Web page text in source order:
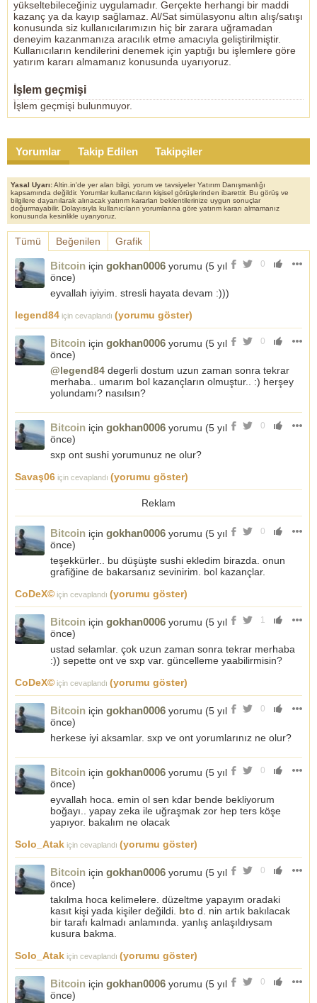
yükseltebileceğiniz uygulamadır. Gerçekte herhangi bir maddi
kazanç ya da kayıp sağlamaz. Al/Sat simülasyonu altın alış/satışı
konusunda siz kullanıcılarımızın hiç bir zarara uğramadan
deneyim kazanmanıza aracılık etme amacıyla geliştirilmiştir.
Kullanıcıların kendilerini denemek için yaptığı bu işlemlere göre
yatırım kararı almamanız konusunda uyarıyoruz.
İşlem geçmişi
İşlem geçmişi bulunmuyor.
Yorumlar Takip Edilen Takipçiler
Yasal Uyarı:Altin.in'de yer alan bilgi, yorum ve tavsiyeler Yatırım Danışmanlığı
kapsamında değildir. Yorumlar kullanıcıların kişisel görüşlerinden ibarettir. Bu görüş ve
bilgilere dayanılarak alınacak yatırım kararları beklentilerinize uygun sonuçlar
doğurmayabilir. Dolayısıyla kullanıcıların yorumlarına göre yatırım kararı almamanız
konusunda kesinlikle uyarıyoruz.
Tümü Beğenilen Grafik
0
Bitcoin için gokhan0006 yorumu (5 yıl
önce)
eyvallah iyiyim. stresli hayata devam :)))
legend84 için cevaplandı (yorumu göster)
0
Bitcoin için gokhan0006 yorumu (5 yıl
önce)
@legend84 degerli dostum uzun zaman sonra tekrar
merhaba.. umarım bol kazançların olmuştur.. :) herşey
yolundamı? nasılsın?
0
Bitcoin için gokhan0006 yorumu (5 yıl
önce)
sxp ont sushi yorumunuz ne olur?
Savaş06 için cevaplandı (yorumu göster)
Reklam
0
Bitcoin için gokhan0006 yorumu (5 yıl
önce)
teşekkürler.. bu düşüşte sushi ekledim birazda. onun
grafiğine de bakarsanız sevinirim. bol kazançlar.
CoDeX© için cevaplandı (yorumu göster)
1
Bitcoin için gokhan0006 yorumu (5 yıl
önce)
ustad selamlar. çok uzun zaman sonra tekrar merhaba
:)) sepette ont ve sxp var. güncelleme yaabilirmisin?
CoDeX© için cevaplandı (yorumu göster)
0
Bitcoin için gokhan0006 yorumu (5 yıl
önce)
herkese iyi aksamlar. sxp ve ont yorumlarınız ne olur?
0
Bitcoin için gokhan0006 yorumu (5 yıl
önce)
eyvallah hoca. emin ol sen kdar bende bekliyorum
boğayı.. yapay zeka ile uğraşmak zor hep ters köşe
yapıyor. bakalım ne olacak
Solo_Atak için cevaplandı (yorumu göster)
0
Bitcoin için gokhan0006 yorumu (5 yıl
önce)
takılma hoca kelimelere. düzeltme yapayım oradaki
kasıt kişi yada kişiler değildi. btc d. nin artık bakılacak
bir tarafı kalmadı anlamında. yanlış anlaşıldıysam
kusura bakma.
Solo_Atak için cevaplandı (yorumu göster)
0
Bitcoin için gokhan0006 yorumu (5 yıl
önce)